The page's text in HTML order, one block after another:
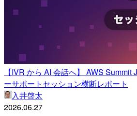
【IVR から AI 会話へ】 AWS
ーサポートセッション横断レポート
入井啓太
2026.06.27